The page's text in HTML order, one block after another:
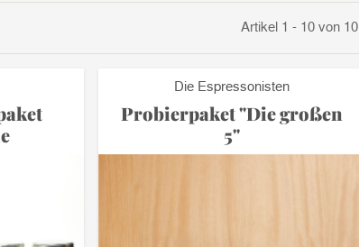
Artikel 1 - 10 von 10
Die Espressonisten
Probierpaket "Die großen
5"